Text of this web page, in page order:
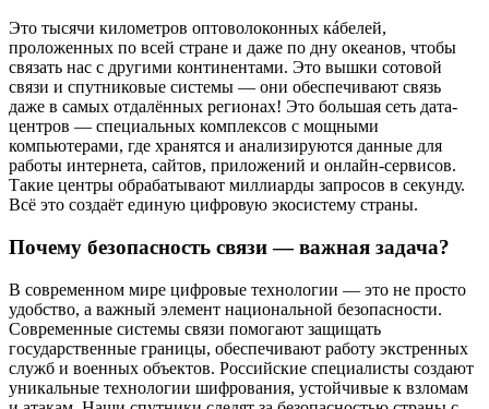
Это тысячи километров оптоволоконных кáбелей,
проложенных по всей стране и даже по дну океанов, чтобы
связать нас с другими континентами. Это вышки сотовой
связи и спутниковые системы — они обеспечивают связь
даже в самых отдалённых регионах! Это большая сеть дата-
центров — специальных комплексов с мощными
компьютерами, где хранятся и анализируются данные для
работы интернета, сайтов, приложений и онлайн‑сервисов.
Такие центры обрабатывают миллиарды запросов в секунду.
Всё это создаёт единую цифровую экосистему страны.
Почему безопасность связи — важная задача?
В современном мире цифровые технологии — это не просто
удобство, а важный элемент национальной безопасности.
Современные системы связи помогают защищать
государственные границы, обеспечивают работу экстренных
служб и военных объектов. Российские специалисты создают
уникальные технологии шифрования, устойчивые к взломам